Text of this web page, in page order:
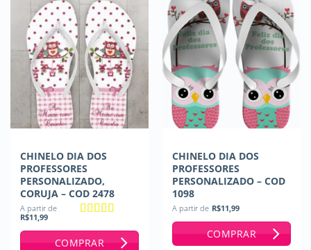
CHINELO DIA DOS
PROFESSORES
PERSONALIZADO,
CORUJA – COD 2478
A partir de
R$11,99
COMPRAR
CHINELO DIA DOS
PROFESSORES
PERSONALIZADO – COD
1098
A partir de R$11,99
COMPRAR